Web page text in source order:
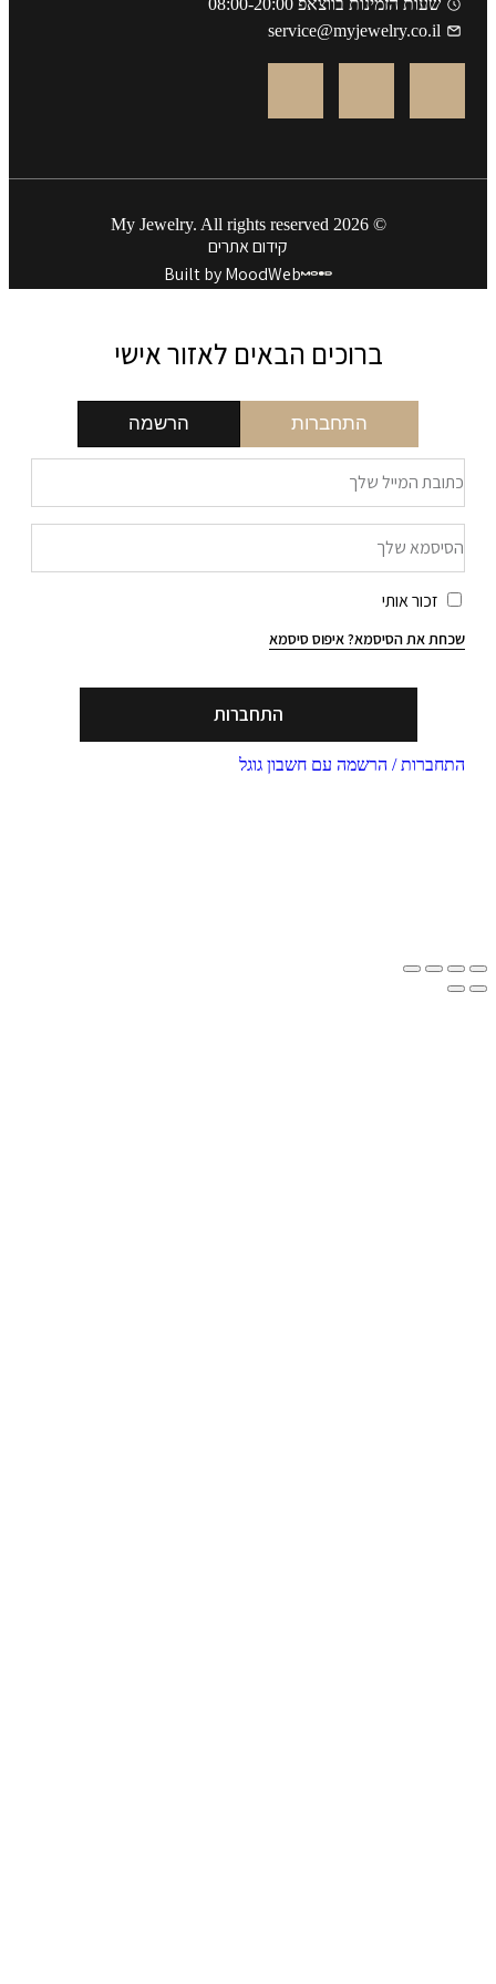
שעות הזמינות בווצאפ 08:00-20:00
service@myjewelry.co.il
קידום אתרים
Built by MoodWeb
ברוכים הבאים לאזור אישי
התחברות הרשמה
זכור אותי
את הסיסמא?איפוס סיסמא
התחברות
/ הרשמה עם חשבון גוגל